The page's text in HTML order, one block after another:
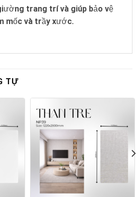
trang trí và giúp bảo vệ
mốc và trầy xước.
TỰ